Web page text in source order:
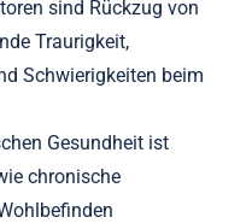
sind Rückzug von
Traurigkeit,
Schwierigkeiten beim
Gesundheit ist
chronische